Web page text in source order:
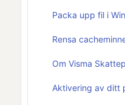
Packa upp fil i
Rensa
Om Visma
Aktivering av ditt